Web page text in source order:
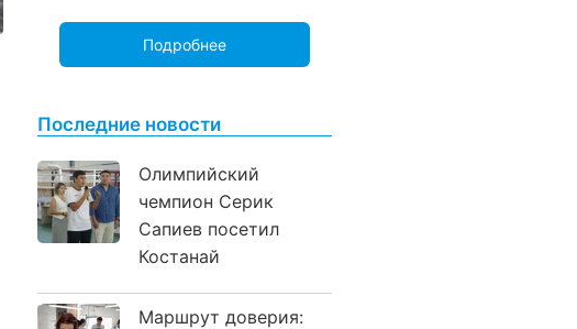
Подробнее
Последние новости
Олимпийский
чемпион Серик
Сапиев посетил
Костанай
Маршрут доверия: